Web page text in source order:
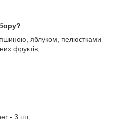
яблуком, пелюстками
фруктів;
- 3 шт;